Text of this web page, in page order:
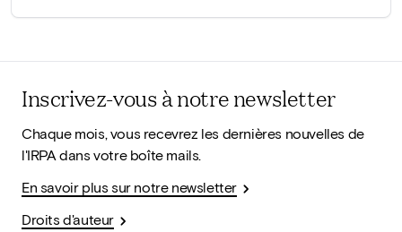
Inscrivez-vous à notre newsletter
Chaque mois, vous recevrez les dernières nouvelles de
l'IRPA dans votre boîte mails.
En savoir plus sur notre newsletter
Droits d'auteur